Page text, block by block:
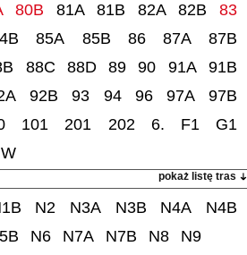
80B 81A 81B 82A 82B
83
85A 85B 86 87A
87B
88C 88D 89 90 91A
91B
92B 93 94 96 97A
97B
101 201 202 6. F1
G1
W
pokaż listę tras
N2 N3A N3B N4A
N4B
N6 N7A N7B N8 N9